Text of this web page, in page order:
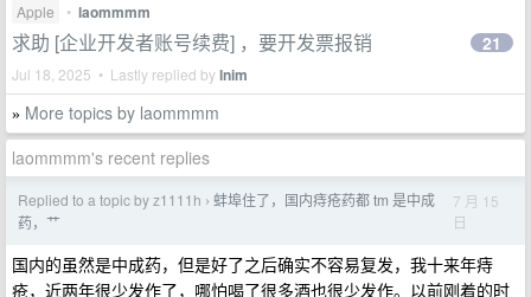
Apple • laommmm
求助 [企业开发者账号续费] ，要开发票报销
Jul 18, 2025 • Lastly replied bylnim
21
» More topics by laommmm
laommmm's recent replies
Replied to a topic by z1111h › 蚌埠住了，国内痔疮药都 tm 是中成
药，艹
7 月 15
日
国内的虽然是中成药，但是好了之后确实不容易复发，我十来年痔
疮，近两年很少发作了，哪怕喝了很多酒也很少发作。以前刚着的时